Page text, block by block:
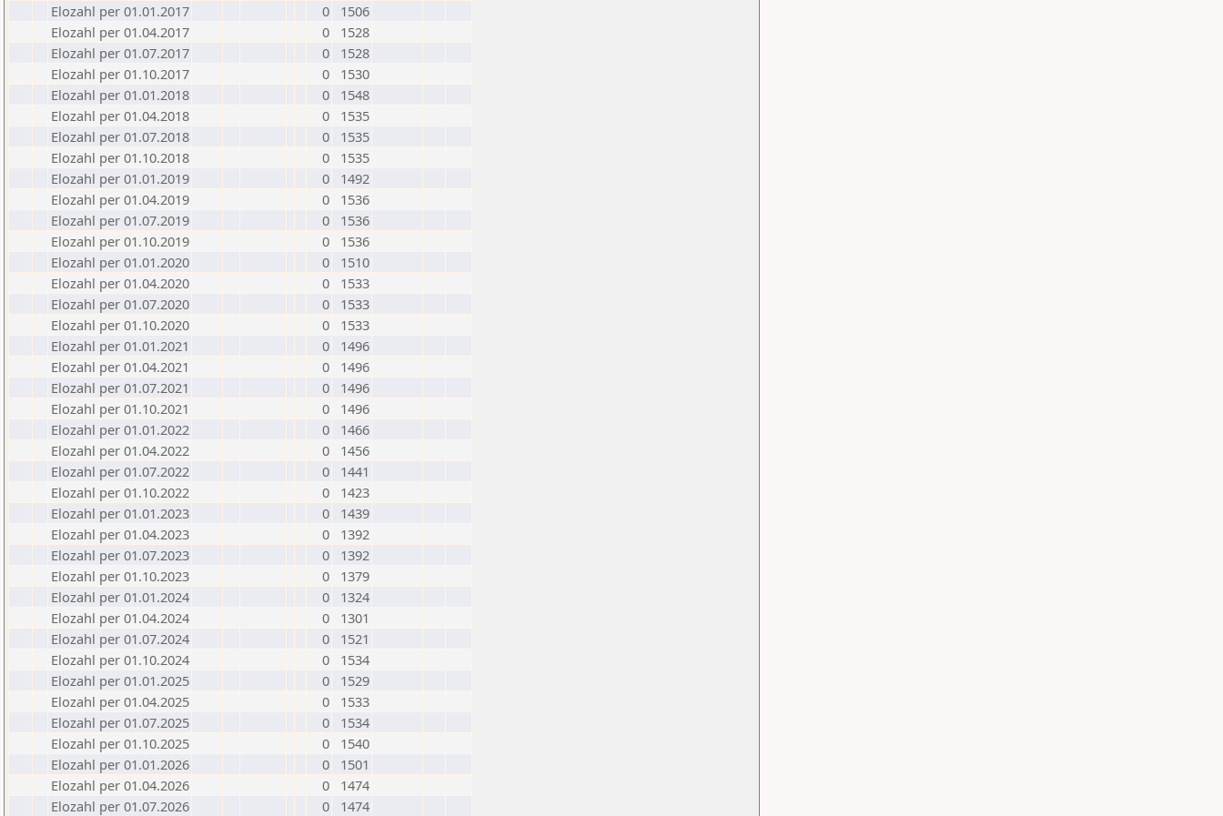
Elozahl per 01.01.2017
0
1506
Elozahl per 01.04.2017
0
1528
Elozahl per 01.07.2017
0
1528
Elozahl per 01.10.2017
0
1530
Elozahl per 01.01.2018
0
1548
Elozahl per 01.04.2018
0
1535
Elozahl per 01.07.2018
0
1535
Elozahl per 01.10.2018
0
1535
Elozahl per 01.01.2019
0
1492
Elozahl per 01.04.2019
0
1536
Elozahl per 01.07.2019
0
1536
Elozahl per 01.10.2019
0
1536
Elozahl per 01.01.2020
0
1510
Elozahl per 01.04.2020
0
1533
Elozahl per 01.07.2020
0
1533
Elozahl per 01.10.2020
0
1533
Elozahl per 01.01.2021
0
1496
Elozahl per 01.04.2021
0
1496
Elozahl per 01.07.2021
0
1496
Elozahl per 01.10.2021
0
1496
Elozahl per 01.01.2022
0
1466
Elozahl per 01.04.2022
0
1456
Elozahl per 01.07.2022
0
1441
Elozahl per 01.10.2022
0
1423
Elozahl per 01.01.2023
0
1439
Elozahl per 01.04.2023
0
1392
Elozahl per 01.07.2023
0
1392
Elozahl per 01.10.2023
0
1379
Elozahl per 01.01.2024
0
1324
Elozahl per 01.04.2024
0
1301
Elozahl per 01.07.2024
0
1521
Elozahl per 01.10.2024
0
1534
Elozahl per 01.01.2025
0
1529
Elozahl per 01.04.2025
0
1533
Elozahl per 01.07.2025
0
1534
Elozahl per 01.10.2025
0
1540
Elozahl per 01.01.2026
0
1501
Elozahl per 01.04.2026
0
1474
Elozahl per 01.07.2026
0 1474